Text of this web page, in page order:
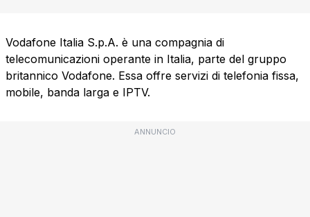
Vodafone Italia S.p.A. è una compagnia di
telecomunicazioni operante in Italia, parte del gruppo
britannico Vodafone. Essa offre servizi di telefonia fissa,
mobile, banda larga e IPTV.
ANNUNCIO